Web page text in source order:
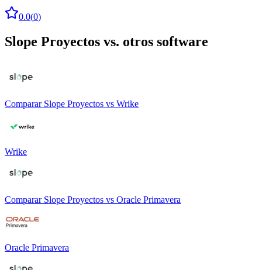
0.0(0)
Slope Proyectos vs. otros software
Comparar Slope Proyectos vs Wrike
Wrike
Comparar Slope Proyectos vs Oracle Primavera
Oracle Primavera